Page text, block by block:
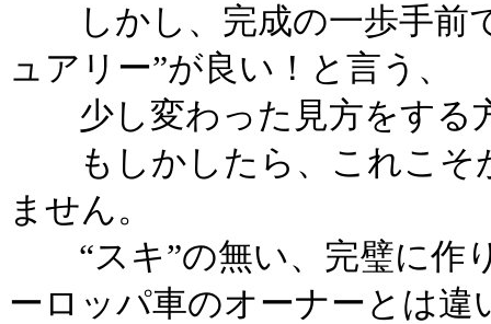
しかし、完成の一歩手前
ュアリー”が良い！と言う、
少し変わった見方をする
もしかしたら、これこそ
ません。
“スキ”の無い、完璧に作
ーロッパ車のオーナーとは違